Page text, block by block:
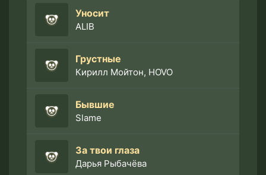
Уносит
ALIB
Грустные
Кирилл Мойтон, HOVO
Бывшие
Slame
За твои глаза
Дарья Рыбачёва